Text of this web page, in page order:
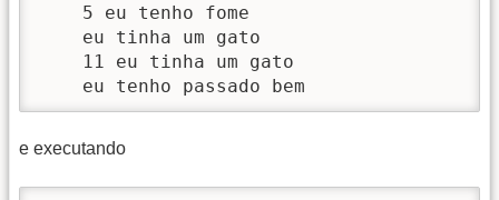
    5 eu tenho fome
    eu tinha um gato
    11 eu tinha um gato
    eu tenho passado bem
e executando